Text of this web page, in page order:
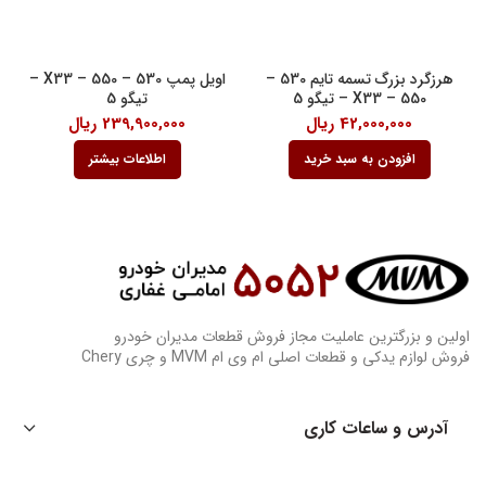
هرزگرد بزرگ تسمه تایم 530 –
550 – X33 – تیگو 5
42,000,000 ریال
افزودن به سبد خرید
اویل پمپ 530 – 550 – X33 –
تیگو 5
239,900,000 ریال
اطلاعات بیشتر
اولین و بزرگترین عاملیت مجاز فروش قطعات مدیران خودرو
فروش لوازم یدکی و قطعات اصلی ام وی ام MVM و چری Chery
آدرس و ساعات کاری